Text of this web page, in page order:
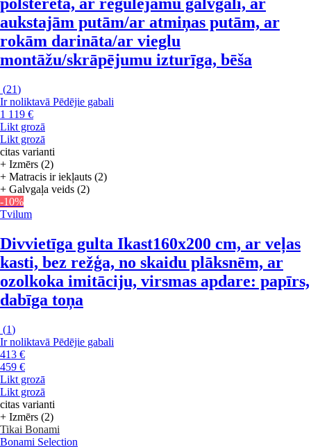
polsterēta, ar regulējamu galvgali, ar
aukstajām putām/ar atmiņas putām, ar
rokām darināta/ar vieglu
montāžu/skrāpējumu izturīga, bēša
(21)
Ir noliktavā Pēdējie gabali
1 119 €
Likt grozā
Likt grozā
citas varianti
+ Izmērs (2)
+ Matracis ir iekļauts (2)
+ Galvgaļa veids (2)
-10%
Tvilum
Divvietīga gulta Ikast160x200 cm, ar veļas
kasti, bez režģa, no skaidu plāksnēm, ar
ozolkoka imitāciju, virsmas apdare: papīrs,
dabīga toņa
(1)
Ir noliktavā Pēdējie gabali
413 €
459 €
Likt grozā
Likt grozā
citas varianti
+ Izmērs (2)
Tikai Bonami
Bonami Selection